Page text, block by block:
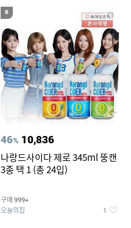
6
46% 10,836
나랑드사이다 제로 345ml 뚱캔
3종 택 1 (총 24입)
구매 999+
오늘의집 1